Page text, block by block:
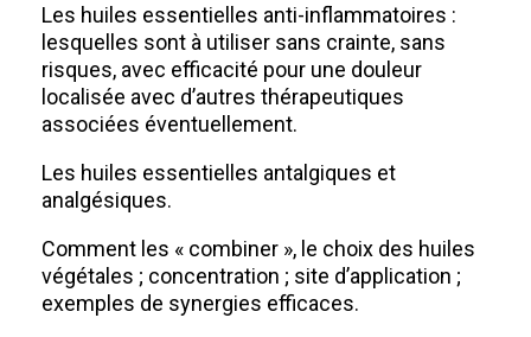
Les huiles essentielles anti-inflammatoires :
lesquelles sont à utiliser sans crainte, sans
risques, avec efficacité pour une douleur
localisée avec d’autres thérapeutiques
associées éventuellement.
Les huiles essentielles antalgiques et
analgésiques.
Comment les « combiner », le choix des huiles
végétales ; concentration ; site d’application ;
exemples de synergies efficaces.